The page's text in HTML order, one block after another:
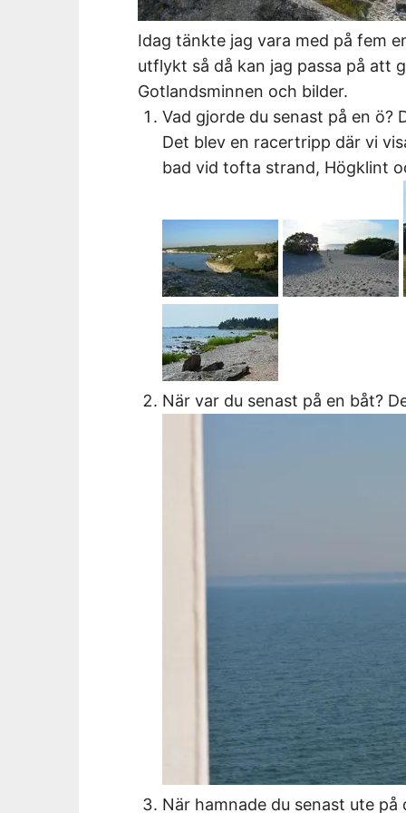
Idag tänkte jag vara med på fem
utflykt så då kan jag passa på att
Gotlandsminnen och bilder.
Vad gjorde du senast på en ö?
Det blev en racertripp där vi
bad vid tofta strand, Högklint
När var du senast på en båt?
När hamnade du senast ute